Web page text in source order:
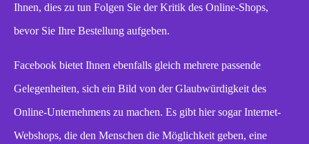
Ihnen, dies zu tun Folgen Sie der Kritik des Online-Shops,
bevor Sie Ihre Bestellung aufgeben.
Facebook bietet Ihnen ebenfalls gleich mehrere passende
Gelegenheiten, sich ein Bild von der Glaubwürdigkeit des
Online-Unternehmens zu machen. Es gibt hier sogar Internet-
Webshops, die den Menschen die Möglichkeit geben, eine